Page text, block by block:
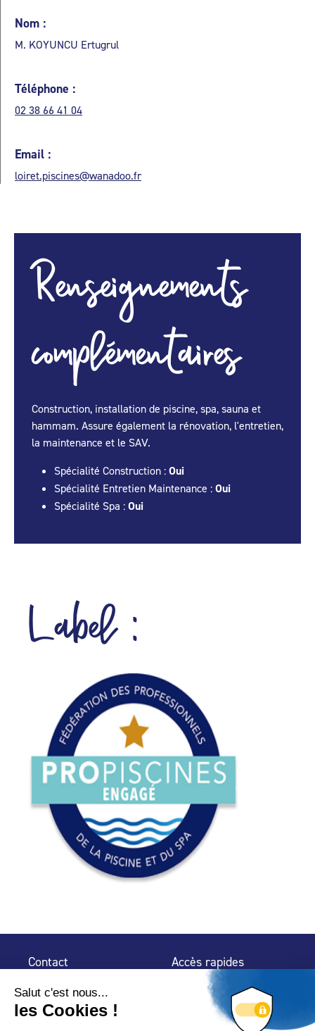
Nom :
M. KOYUNCU Ertugrul
Téléphone :
02 38 66 41 04
Email :
loiret.piscines@wanadoo.fr
Renseignements
complémentaires
Construction, installation de piscine, spa, sauna et
hammam. Assure également la rénovation, l'entretien,
la maintenance et le SAV.
Spécialité Construction : Oui
Spécialité Entretien Maintenance : Oui
Spécialité Spa : Oui
Label :
Contact
32 rue de Mogador
75 009 Paris
Accès rapides
Espace Presse
Trouver un